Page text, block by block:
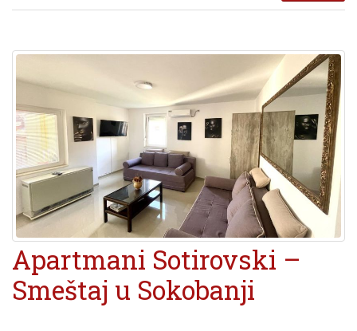
Apartmani Sotirovski –
Smeštaj u Sokobanji